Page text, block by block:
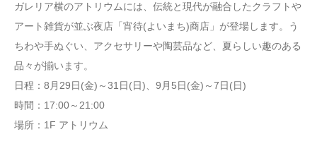
ガレリア横のアトリウムには、伝統と現代が融合したクラフトや
アート雑貨が並ぶ夜店「宵待(よいまち)商店」が登場します。う
ちわや手ぬぐい、アクセサリーや陶芸品など、夏らしい趣のある
品々が揃います。
日程：8月29日(金)～31日(日)、9月5日(金)～7日(日)
時間：17:00～21:00
場所：1F アトリウム